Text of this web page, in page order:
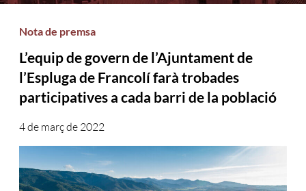
Nota de premsa
L’equip de govern de l’Ajuntament de
l’Espluga de Francolí farà trobades
participatives a cada barri de la població
4 de març de 2022